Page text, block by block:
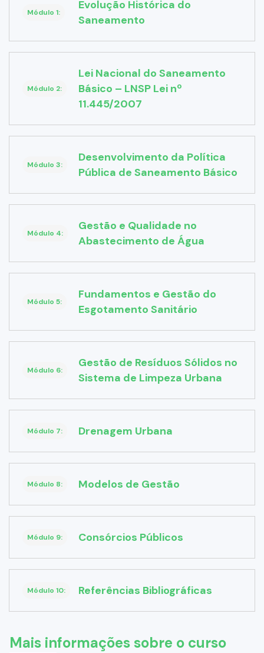
Módulo 1:
Evolução Histórica do
Saneamento
Módulo 2:
Lei Nacional do Saneamento
Básico – LNSP Lei nº
11.445/2007
Módulo 3:
Desenvolvimento da Política
Pública de Saneamento Básico
Módulo 4:
Gestão e Qualidade no
Abastecimento de Água
Módulo 5:
Fundamentos e Gestão do
Esgotamento Sanitário
Módulo 6:
Gestão de Resíduos Sólidos no
Sistema de Limpeza Urbana
Módulo 7: Drenagem Urbana
Módulo 8: Modelos de Gestão
Módulo 9: Consórcios Públicos
Módulo 10: Referências Bibliográficas
Mais informações sobre o curso